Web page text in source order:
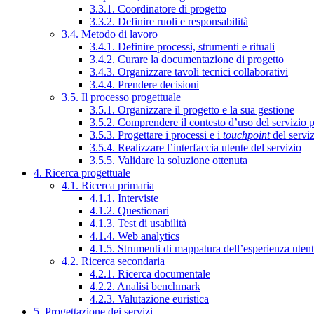
3.3.1. Coordinatore di progetto
3.3.2. Definire ruoli e responsabilità
3.4. Metodo di lavoro
3.4.1. Definire processi, strumenti e rituali
3.4.2. Curare la documentazione di progetto
3.4.3. Organizzare tavoli tecnici collaborativi
3.4.4. Prendere decisioni
3.5. Il processo progettuale
3.5.1. Organizzare il progetto e la sua gestione
3.5.2. Comprendere il contesto d’uso del servizio
3.5.3. Progettare i processi e i touchpointdel
3.5.4. Realizzare l’interfaccia utente del servizio
3.5.5. Validare la soluzione ottenuta
4. Ricerca progettuale
4.1. Ricerca primaria
4.1.1. Interviste
4.1.2. Questionari
4.1.3. Test di usabilità
4.1.4. Web analytics
4.1.5. Strumenti di mappatura dell’esperienza
4.2. Ricerca secondaria
4.2.1. Ricerca documentale
4.2.2. Analisi benchmark
4.2.3. Valutazione euristica
5. Progettazione dei servizi